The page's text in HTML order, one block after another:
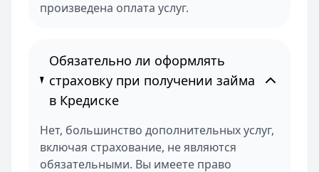
произведена оплата услуг.
Обязательно ли оформлять
страховку при получении займа
в Кредиске
Нет, большинство дополнительных услуг,
включая страхование, не являются
обязательными. Вы имеете право